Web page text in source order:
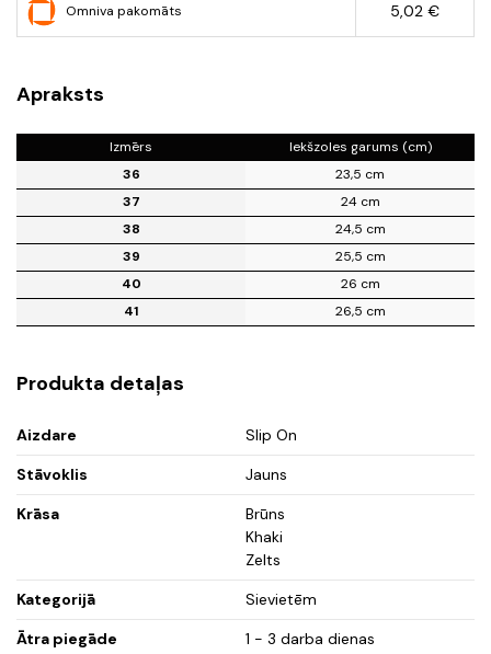
Omniva pakomāts 5,02 €
Apraksts
Izmērs
Iekšzoles garums (cm)
36
23,5 cm
37
24 cm
38
24,5 cm
39
25,5 cm
40
26 cm
41
26,5 cm
Produkta detaļas
Aizdare
Slip On
Stāvoklis
Jauns
Krāsa
Brūns
Khaki
Zelts
Kategorijā
Sievietēm
Ātra piegāde
1 - 3 darba dienas